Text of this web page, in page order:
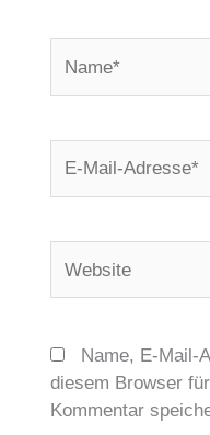
Mail-
Name, E-Mail-
diesem Browser
Kommentar